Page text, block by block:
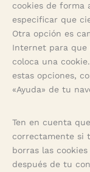
cookies de forma
especificar que
Otra opción es
Internet para que
coloca una
estas opciones,
«Ayuda» de tu
Ten en cuenta
correctamente si
borras las
después de tu